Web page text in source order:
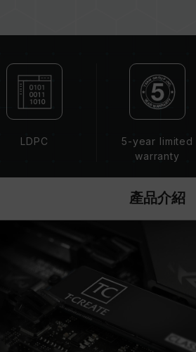
LDPC
5-year limited
warranty
產品介紹